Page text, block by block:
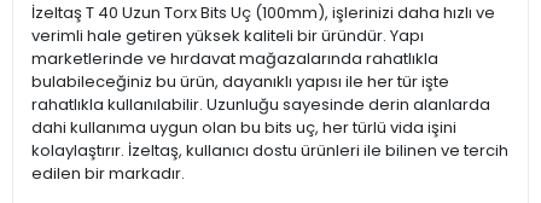
İzeltaş T 40 Uzun Torx Bits Uç (100mm), işlerinizi daha hızlı ve
verimli hale getiren yüksek kaliteli bir üründür. Yapı
marketlerinde ve hırdavat mağazalarında rahatlıkla
bulabileceğiniz bu ürün, dayanıklı yapısı ile her tür işte
rahatlıkla kullanılabilir. Uzunluğu sayesinde derin alanlarda
dahi kullanıma uygun olan bu bits uç, her türlü vida işini
kolaylaştırır. İzeltaş, kullanıcı dostu ürünleri ile bilinen ve tercih
edilen bir markadır.